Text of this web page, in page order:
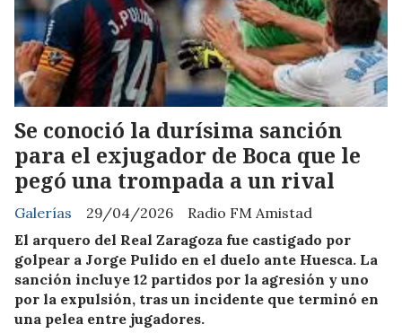
Se conoció la durísima sanción
para el exjugador de Boca que le
pegó una trompada a un rival
Radio FM Amistad
Galerías
29/04/2026
El arquero del Real Zaragoza fue castigado por
golpear a Jorge Pulido en el duelo ante Huesca. La
sanción incluye 12 partidos por la agresión y uno
por la expulsión, tras un incidente que terminó en
una pelea entre jugadores.